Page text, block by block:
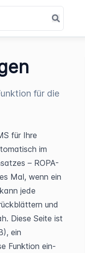
für die
für Ihre
im
– ROPA-
Mal, wenn ein
jede
und
Diese Seite ist
ein
Funktion ein-